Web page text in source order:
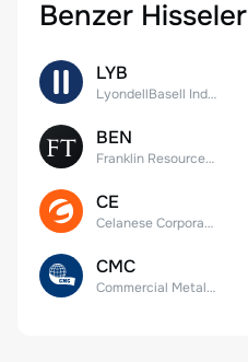
Benzer Hisseler
LYB
LyondellBasell Industries N.V. Class A
BEN
Franklin Resources, Inc.
CE
Celanese Corporation Common Stock
CMC
Commercial Metals Company